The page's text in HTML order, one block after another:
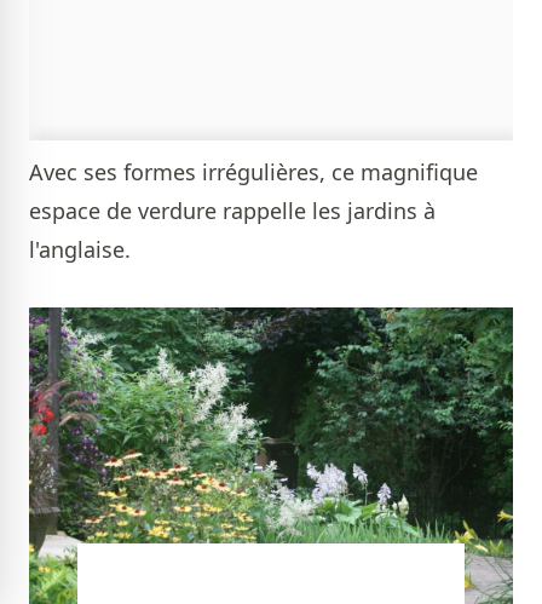
Avec ses formes irrégulières, ce magnifique
espace de verdure rappelle les jardins à
l'anglaise.